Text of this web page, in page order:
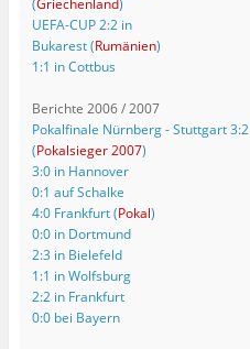
(Griechenland)
UEFA-CUP 2:2 in
Bukarest (Rumänien)
1:1 in Cottbus
Berichte 2006 / 2007
Pokalfinale Nürnberg - Stuttgart 3:2
(Pokalsieger 2007)
3:0 in Hannover
0:1 auf Schalke
4:0 Frankfurt (Pokal)
0:0 in Dortmund
2:3 in Bielefeld
1:1 in Wolfsburg
2:2 in Frankfurt
0:0 bei Bayern